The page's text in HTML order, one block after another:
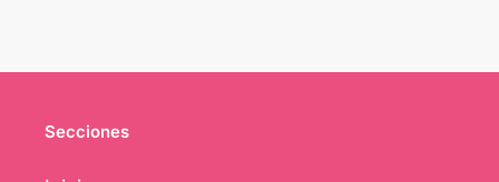
Secciones